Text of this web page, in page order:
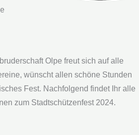
Olpe freut sich auf alle
wünscht allen schöne Stunden
Fest. Nachfolgend findet Ihr alle
zum Stadtschützenfest 2024.